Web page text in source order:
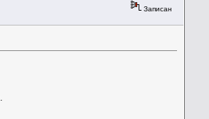
Записан